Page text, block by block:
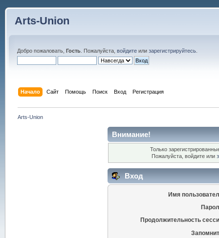
Arts-Union
Добро пожаловать, Гость. Пожалуйста, войдитеили зарегистрируйтесь.
Начало Сайт Помощь Поиск Вход Регистрация
Arts-Union
Внимание!
Только
Пожалуйста, войдите или
Вход
Имя
Продолжительность